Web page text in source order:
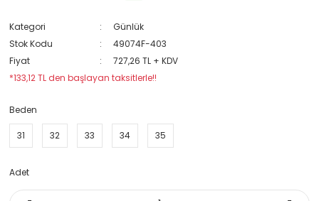
Kategori
Günlük
Stok Kodu
49074F-403
Fiyat
727,26 TL + KDV
*133,12 TL den başlayan taksitlerle!!
Beden
31 32 33 34 35
Adet